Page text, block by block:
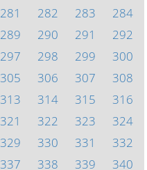
281 282 283
284
289 290 291
292
297 298 299
300
305 306 307
308
313 314 315
316
321 322 323
324
329 330 331
332
337 338 339 340